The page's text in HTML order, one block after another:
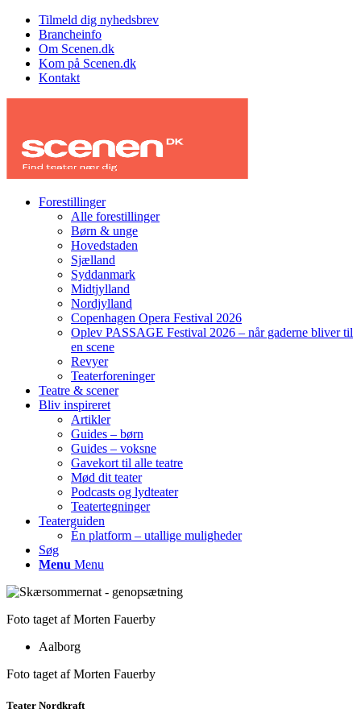
Tilmeld dig nyhedsbrev
Brancheinfo
Om Scenen.dk
Kom på Scenen.dk
Kontakt
Forestillinger
Alle forestillinger
Børn & unge
Hovedstaden
Sjælland
Syddanmark
Midtjylland
Nordjylland
Copenhagen Opera Festival 2026
Oplev PASSAGE Festival 2026 – når gaderne bliver til
en scene
Revyer
Teaterforeninger
Teatre & scener
Bliv inspireret
Artikler
Guides – børn
Guides – voksne
Gavekort til alle teatre
Mød dit teater
Podcasts og lydteater
Teatertegninger
Teaterguiden
Én platform – utallige muligheder
Søg
Menu Menu
Foto taget af Morten Fauerby
Aalborg
Foto taget af Morten Fauerby
Teater Nordkraft